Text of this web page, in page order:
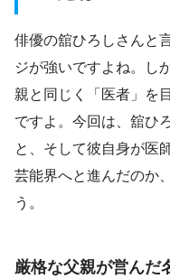
俳優の舘ひろしさんと
ジが強いですよね。し
親と同じく「医者」を
ですよ。今回は、舘ひ
と、そして彼自身が医
芸能界へと進んだのか
う。
厳格な父親が営んだ